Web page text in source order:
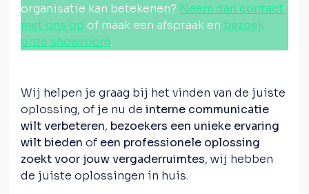
organisatie kan betekenen? Neem dan contact
met ons op of maak een afspraak en bezoek
onze showroom.
Wij helpen je graag bij het vinden van de juiste
oplossing, of je nu de interne communicatie
wilt verbeteren, bezoekers een unieke ervaring
wilt bieden of een professionele oplossing
zoekt voor jouw vergaderruimtes, wij hebben
de juiste oplossingen in huis.